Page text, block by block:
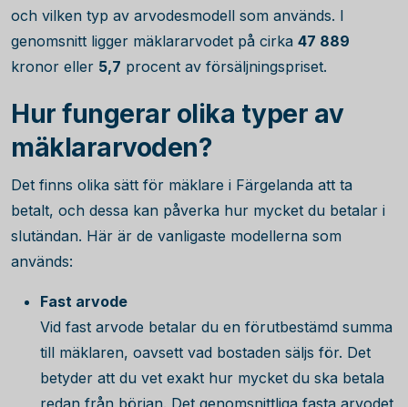
och vilken typ av arvodesmodell som används. I
genomsnitt ligger mäklararvodet på cirka 47 889
kronor eller 5,7 procent av försäljningspriset.
Hur fungerar olika typer av
mäklararvoden?
Det finns olika sätt för mäklare i Färgelanda att ta
betalt, och dessa kan påverka hur mycket du betalar i
slutändan. Här är de vanligaste modellerna som
används:
Fast arvode
Vid fast arvode betalar du en förutbestämd summa
till mäklaren, oavsett vad bostaden säljs för. Det
betyder att du vet exakt hur mycket du ska betala
redan från början. Det genomsnittliga fasta arvodet